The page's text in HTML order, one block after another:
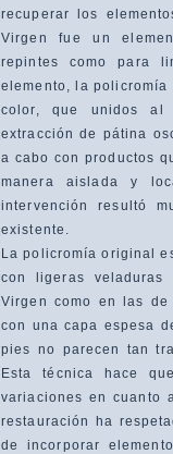
recuperar los
Virgen fue un
repintes como para
elemento, la
color, que unidos al
extracción de pátina
a cabo con productos
manera aislada y
intervención resultó
existente.
La policromía original
con ligeras
Virgen como en las
con una capa espesa
pies no parecen tan
Esta técnica hace
variaciones en cuanto
restauración ha
de incorporar